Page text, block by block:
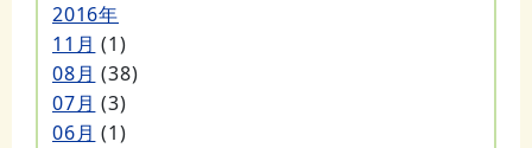
2016年
11月 (1)
08月 (38)
07月 (3)
06月 (1)